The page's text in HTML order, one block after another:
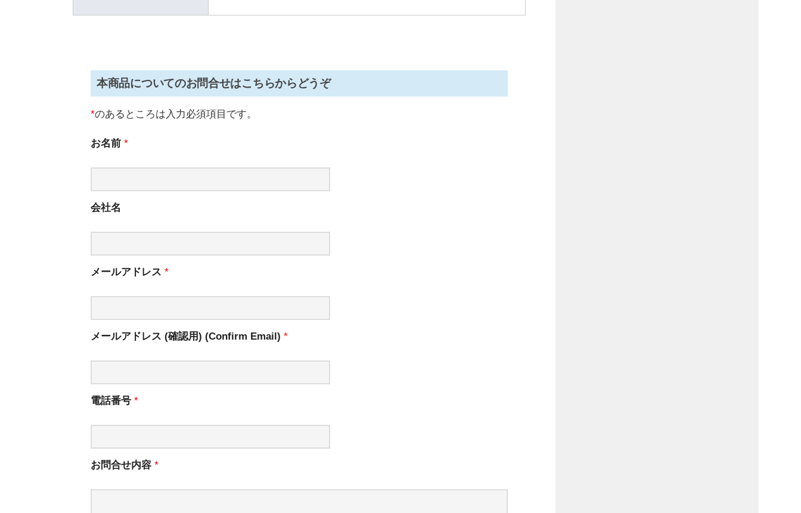
本商品についてのお問合せはこちらからどうぞ
*のあるところは入力必須項目です。
お名前 *
会社名
メールアドレス *
メールアドレス (確認用) (Confirm Email) *
電話番号 *
お問合せ内容 *